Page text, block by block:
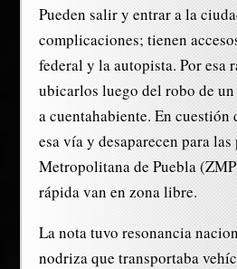
Pueden salir y entrar a la
complicaciones; tienen
federal y la autopista. Por esa
ubicarlos luego del robo de
a cuentahabiente. En cuestión
esa vía y desaparecen para
Metropolitana de Puebla
rápida van en zona libre.
La nota tuvo resonancia
nodriza que transportaba